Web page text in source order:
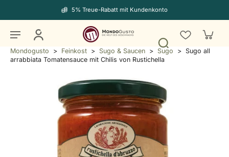
5% Treue-Rabatt mit Kundenkonto
Mondogusto > Feinkost > Sugo & Saucen > Sugo > Sugo all
arrabbiata Tomatensauce mit Chilis von Rustichella